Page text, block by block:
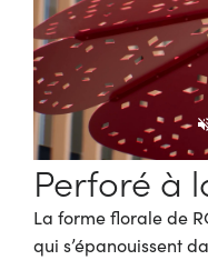
Perforé à
La forme florale de
qui s’épanouissent